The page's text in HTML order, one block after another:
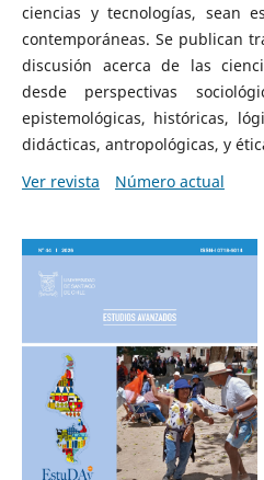
ciencias y tecnologías, sean
contemporáneas. Se publican
discusión acerca de las
desde perspectivas
epistemológicas, históricas,
didácticas, antropológicas, y
Ver revista
Número actual